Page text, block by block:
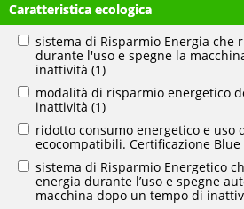
Caratteristica ecologica
sistema di Risparmio Energia che
durante l'uso e spegne la
inattività (1)
modalità di risparmio energetico
inattività (1)
ridotto consumo energetico e uso
ecocompatibili. Certificazione Blue
sistema di Risparmio Energetico
energia durante l’uso e spegne
macchina dopo un tempo di